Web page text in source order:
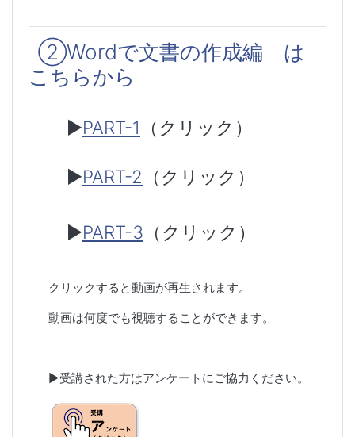
②Wordで文書の作成編 は
こちらから
▶PART-1 （クリック）
▶PART-2 （クリック）
▶PART-3 （クリック）
クリックすると動画が再生されます。
動画は何度でも視聴することができます。
▶︎受講された方はアンケートにご協力ください。